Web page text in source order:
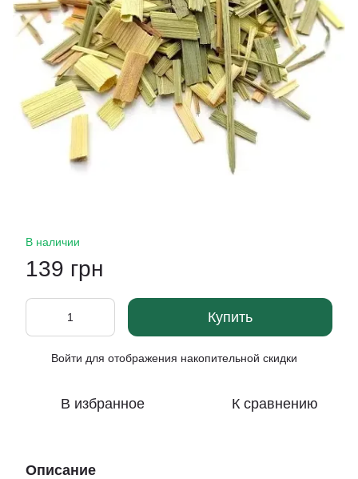
В наличии
139 грн
Купить
Войти для отображения накопительной скидки
В избранное К сравнению
Описание